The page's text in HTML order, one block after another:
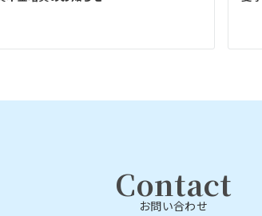
Contact
お問い合わせ